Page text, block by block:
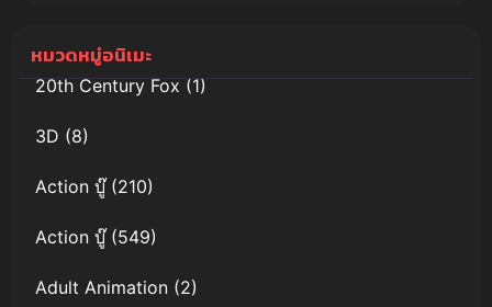
หมวดหมู่อนิเมะ
20th Century Fox(1)
3D (8)
Action บู๊(210)
Action บู๊(549)
Adult Animation (2)